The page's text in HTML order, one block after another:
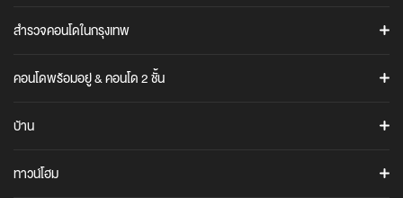
ข่าวสาร
Cocoro Application
ข้อมูลบริษัท
อนันดา เมมเบอร์คลับ
แอชตัน อโศก
แอชตัน อโศก-พระราม 9
COCO PARC
IDEO Q
สำรวจคอนโดในกรุงเทพ
คอนโดทั้งหมดในกรุงเทพ
คอนโดใกล้รถไฟฟ้า BTS / MRT / ARL
คอนโดสุขุมวิท
คอนโดพระราม 9
คอนโดพร้อมอยู่ & คอนโด 2 ชั้น
บ้าน
ANANN VILLAS
ทาวน์โฮม